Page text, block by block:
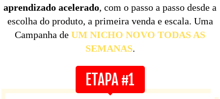
aprendizado acelerado, com o passo a passo desde a
escolha do produto, a primeira venda e escala. Uma
Campanha de UM NICHO NOVO TODAS AS
SEMANAS.
ETAPA #1